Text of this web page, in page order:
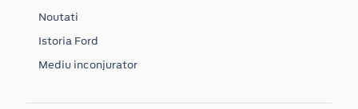
Noutati
Istoria Ford
Mediu inconjurator